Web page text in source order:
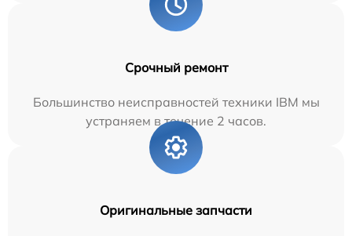
Срочный ремонт
Большинство неисправностей техники IBM мы
устраняем в течение 2 часов.
Оригинальные запчасти